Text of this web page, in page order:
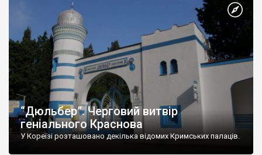
“Дюльбер”. Черговий витвір
геніального Краснова
У Кореїзі розташовано декілька відомих Кримських палаців.